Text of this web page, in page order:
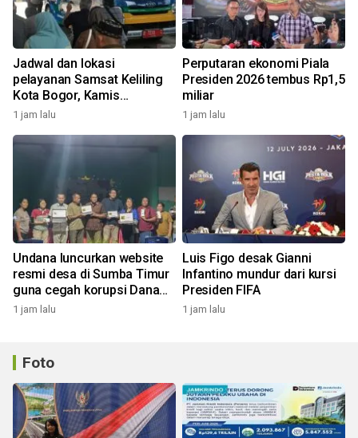
Jadwal dan lokasi
pelayanan Samsat Keliling
Kota Bogor, Kamis
(5/8/2026)
1 jam lalu
Perputaran ekonomi Piala
Presiden 2026 tembus Rp1,5
miliar
1 jam lalu
Undana luncurkan website
resmi desa di Sumba Timur
guna cegah korupsi Dana
Desa
1 jam lalu
Luis Figo desak Gianni
Infantino mundur dari kursi
Presiden FIFA
1 jam lalu
Foto